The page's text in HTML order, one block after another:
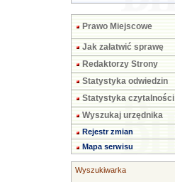
Prawo Miejscowe
Jak załatwić sprawę
Redaktorzy Strony
Statystyka odwiedzin
Statystyka czytalności
Wyszukaj urzędnika
Rejestr zmian
Mapa serwisu
Wyszukiwarka